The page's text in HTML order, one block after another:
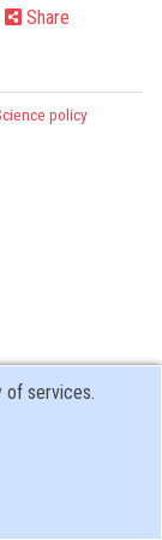
Share
policy
of services.